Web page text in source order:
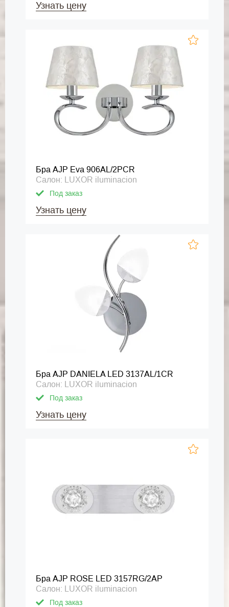
Узнать цену
Бра AJP Eva 906AL/2PCR
Салон: LUXOR iluminacion
Под заказ
Узнать цену
Бра AJP DANIELA LED 3137AL/1CR
Салон: LUXOR iluminacion
Под заказ
Узнать цену
Бра AJP ROSE LED 3157RG/2AP
Салон: LUXOR iluminacion
Под заказ